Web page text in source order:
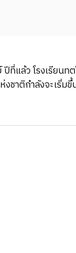
ว โรงเรียนทต
ชาติกำลังจะเริ่ม